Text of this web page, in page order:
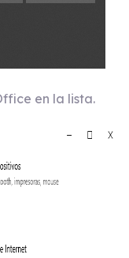
en la lista.